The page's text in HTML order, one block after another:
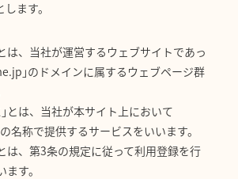
ます。
は、当社が運営するウェブサイトであっ
｣のドメインに属するウェブページ群
とは、当社が本サイト上において
名称で提供するサービスをいいます。
は、第3条の規定に従って利用登録を行
す。